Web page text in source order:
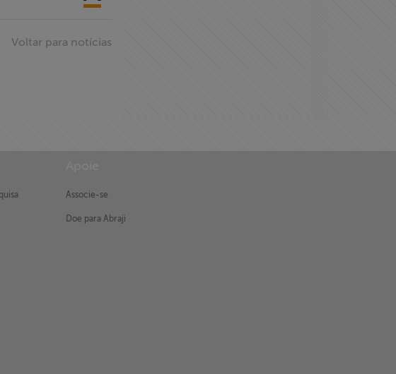
Voltar para notícias
Associe-se
Doe para Abraji